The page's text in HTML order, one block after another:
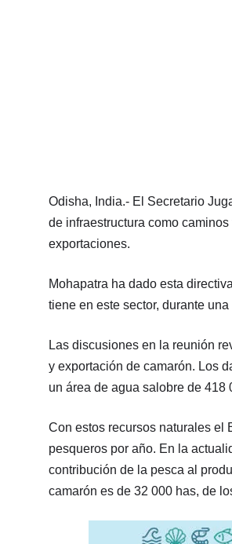
Odisha, India.- El Secretario
de infraestructura como
exportaciones.
Mohapatra ha dado esta
tiene en este sector, durante
Las discusiones en la reunión
y exportación de camarón. Los
un área de agua salobre de 418
Con estos recursos naturales el
pesqueros por año. En la
contribución de la pesca al
camarón es de 32 000 has, de